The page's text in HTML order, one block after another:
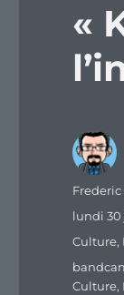
«
Auteur
Frederic
Publié
lundi 30
Culture,
Culture,